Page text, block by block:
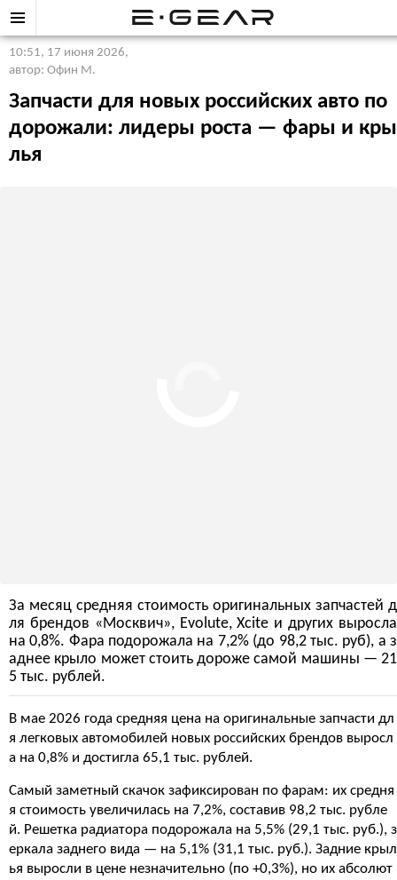
10:51, 17 июня 2026,
автор: Офин М.
Запчасти для новых российских авто по
дорожали: лидеры роста — фары и кры
лья
За месяц средняя стоимость оригинальных запчастей д
ля брендов «Москвич», Evolute, Xcite и других выросла
на 0,8%. Фара подорожала на 7,2% (до 98,2 тыс. руб), а з
аднее крыло может стоить дороже самой машины — 21
5 тыс. рублей.
В мае 2026 года средняя цена на оригинальные запчасти дл
я легковых автомобилей новых российских брендов выросл
а на 0,8% и достигла 65,1 тыс. рублей.
Самый заметный скачок зафиксирован по фарам: их средня
я стоимость увеличилась на 7,2%, составив 98,2 тыс. рубле
й. Решетка радиатора подорожала на 5,5% (29,1 тыс. руб.), з
еркала заднего вида — на 5,1% (31,1 тыс. руб.). Задние крыл
ья выросли в цене незначительно (по +0,3%), но их абсолют